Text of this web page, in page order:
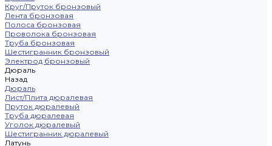
Круг/Пруток бронзовый
Лента бронзовая
Полоса бронзовая
Проволока бронзовая
Труба бронзовая
Шестигранник бронзовый
Электрод бронзовый
Дюраль
Назад
Дюраль
Лист/Плита дюралевая
Пруток дюралевый
Труба дюралевая
Уголок дюралевый
Шестигранник дюралевый
Латунь